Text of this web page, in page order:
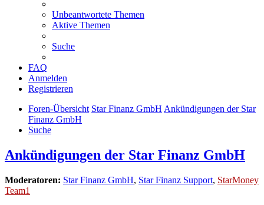
Unbeantwortete Themen
Aktive Themen
Suche
FAQ
Anmelden
Registrieren
Foren-Übersicht Star Finanz GmbH Ankündigungen der Star
Finanz GmbH
Suche
Ankündigungen der Star Finanz GmbH
Moderatoren: Star Finanz GmbH, Star Finanz Support, StarMoney
Team1